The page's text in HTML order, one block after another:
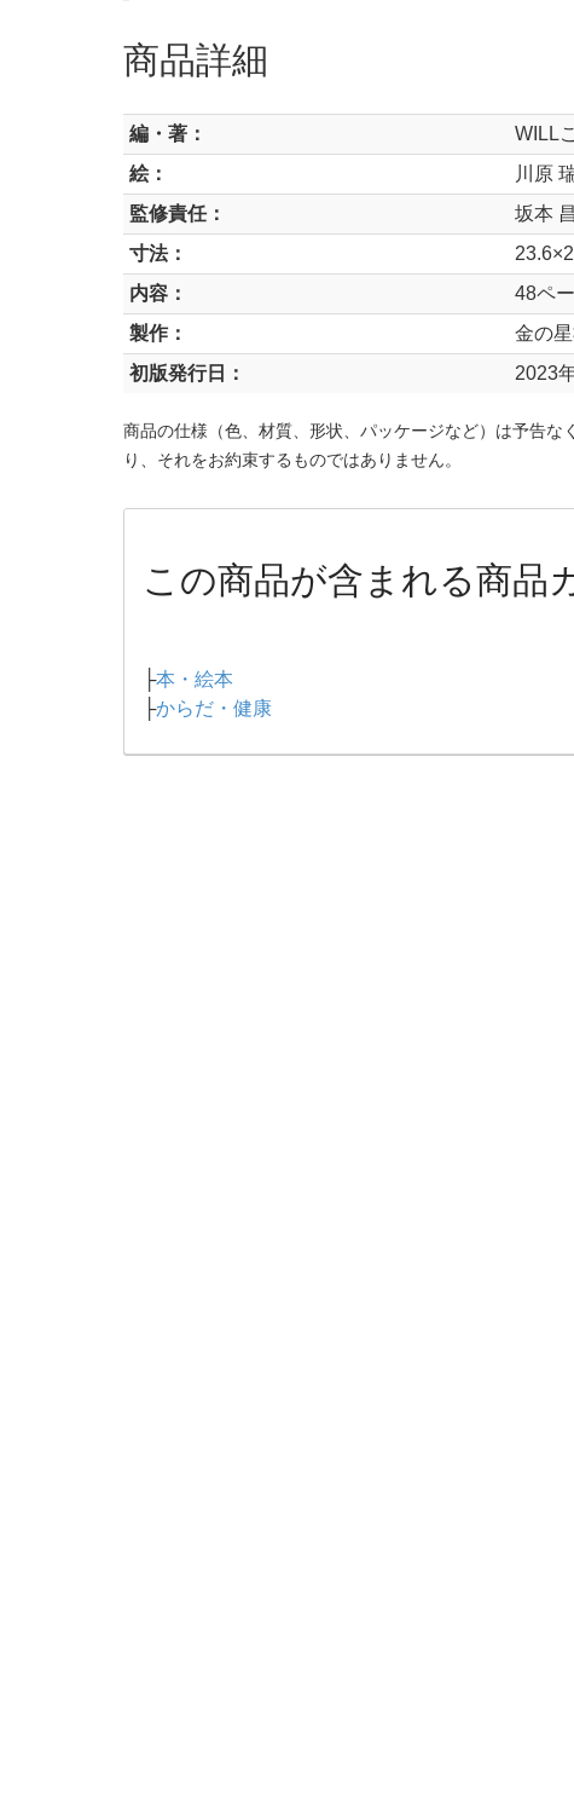
商品詳細
編・著：
WILL
絵：
川原
監修責任：
坂本
寸法：
内容：
48ペ
製作：
金の星
初版発行日：
2023
商品の仕様（色、材質、形状、パッケージなど）は予告
り、それをお約束するものではありません。
この商品が含まれる商品
├本・絵本
├からだ・健康